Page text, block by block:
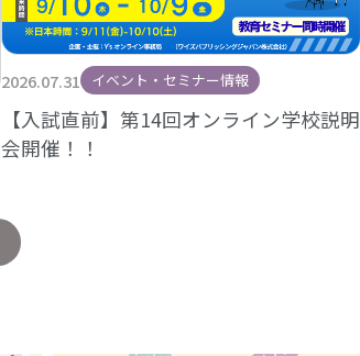
2026.07.31 イベント・セミナー情報
【入試直前】第14回オンライン学校説明
会開催！！